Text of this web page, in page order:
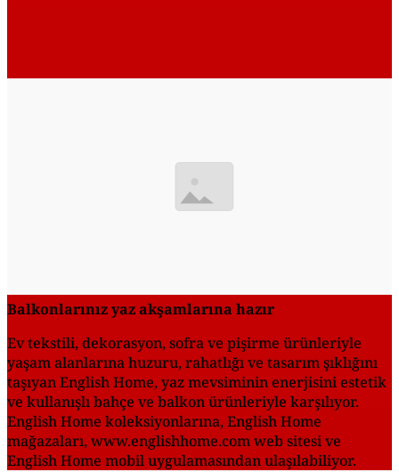
Balkonlarınız yaz akşamlarına hazır
Ev tekstili, dekorasyon, sofra ve pişirme ürünleriyle
yaşam alanlarına huzuru, rahatlığı ve tasarım şıklığını
taşıyan English Home, yaz mevsiminin enerjisini estetik
ve kullanışlı bahçe ve balkon ürünleriyle karşılıyor.
English Home koleksiyonlarına, English Home
mağazaları, www.englishhome.com web sitesi ve
English Home mobil uygulamasından ulaşılabiliyor.